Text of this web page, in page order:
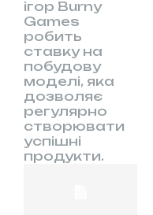
ігор Burny
Games
робить
ставку на
побудову
моделі, яка
дозволяє
регулярно
створювати
успішні
продукти.